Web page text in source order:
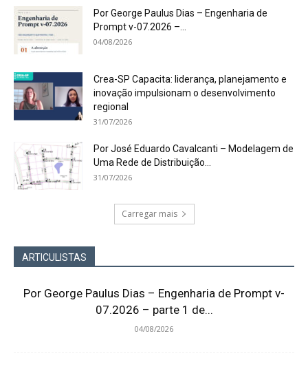
Por George Paulus Dias – Engenharia de
Prompt v-07.2026 –...
04/08/2026
Crea-SP Capacita: liderança, planejamento e
inovação impulsionam o desenvolvimento
regional
31/07/2026
Por José Eduardo Cavalcanti – Modelagem de
Uma Rede de Distribuição...
31/07/2026
Carregar mais
ARTICULISTAS
Por George Paulus Dias – Engenharia de Prompt v-
07.2026 – parte 1 de...
04/08/2026